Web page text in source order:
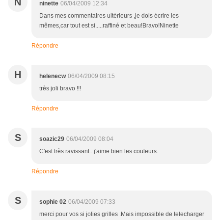
ninette 06/04/2009 12:34
Dans mes commentaires ultérieurs ,je dois écrire les
mêmes,car tout est si.....raffiné et beau!Bravo!Ninette
Répondre
H helenecw 06/04/2009 08:15
très joli bravo !!!
Répondre
S soazic29 06/04/2009 08:04
C'est très ravissant...j'aime bien les couleurs.
Répondre
S sophie 02 06/04/2009 07:33
merci pour vos si jolies grilles .Mais impossible de telecharger